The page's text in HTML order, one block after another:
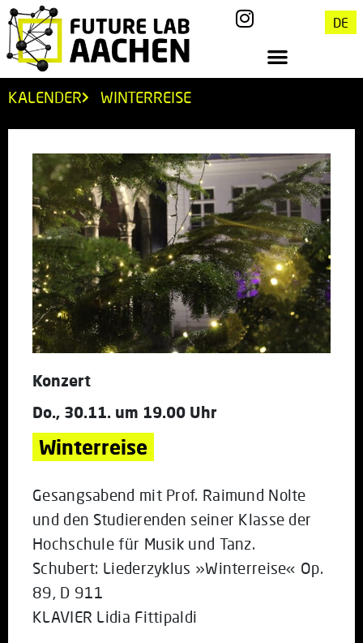
DE
KALENDER WINTERREISE
Konzert
Do., 30.11. um 19.00 Uhr
Winterreise
Gesangsabend mit Prof. Raimund Nolte
und den Studierenden seiner Klasse der
Hochschule für Musik und Tanz.
Schubert: Liederzyklus »Winterreise« Op.
89, D 911
KLAVIER Lidia Fittipaldi